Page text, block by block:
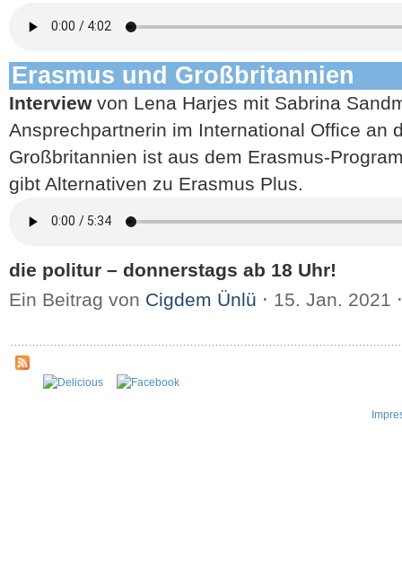
Erasmus und Großbritannien
Interview von Lena Harjes mit Sabrina
Ansprechpartnerin im International Office an
Großbritannien ist aus dem Erasmus-
gibt Alternativen zu Erasmus Plus.
die politur – donnerstags ab 18 Uhr!
Ein Beitrag von Cigdem Ünlü ⋅ 15. Jan. 2021 ⋅